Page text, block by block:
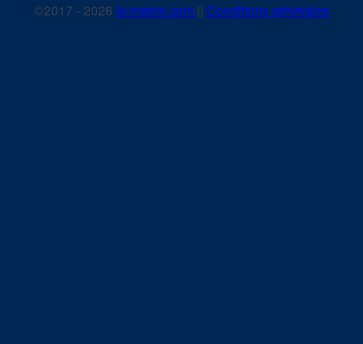
©2017 - 2026 la-mairie.com || Conditions générales